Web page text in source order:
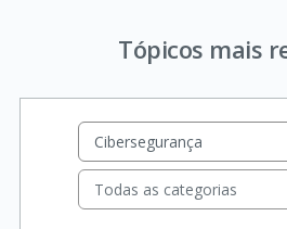
Tópicos mais
Cibersegurança
Todas as categorias